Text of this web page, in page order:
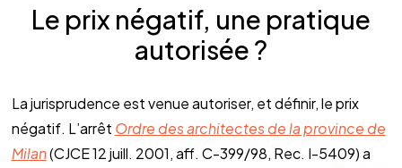
Le prix négatif, une pratique
autorisée ?
La jurisprudence est venue autoriser, et définir, le prix
négatif. L’arrêt Ordre des architectes de la province de
Milan(CJCE 12 juill. 2001, aff. C-399/98, Rec. I-5409) a